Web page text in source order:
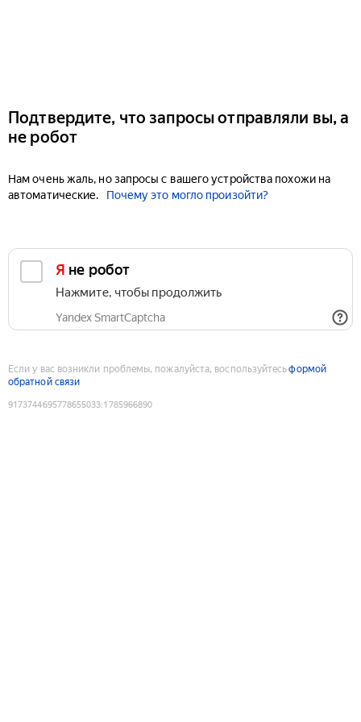
Подтвердите, что запросы отправляли вы, а
не робот
Нам очень жаль, но запросы с вашего устройства похожи на
автоматические.
Почему это могло произойти?
Я не робот
Нажмите, чтобы продолжить
Yandex SmartCaptcha
Если у вас возникли проблемы, пожалуйста, воспользуйтесьформой
обратной связи
9173744695778655033:1785966890